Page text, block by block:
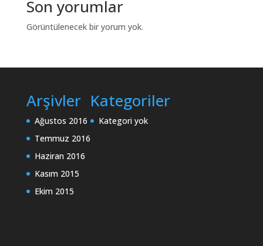
Son yorumlar
Görüntülenecek bir yorum yok.
Arşivler
Ağustos 2016
Temmuz 2016
Haziran 2016
Kasım 2015
Ekim 2015
Kategoriler
Kategori yok